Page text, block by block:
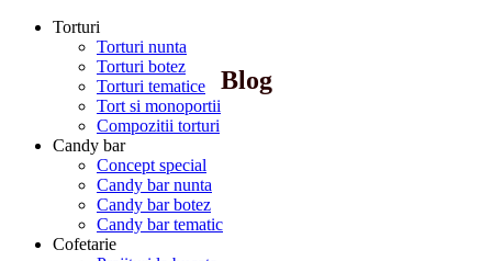
Torturi
Torturi nunta
Torturi botez
Torturi tematice
Tort si monoportii
Compozitii torturi
Candy bar
Concept special
Candy bar nunta
Candy bar botez
Candy bar tematic
Cofetarie
Blog